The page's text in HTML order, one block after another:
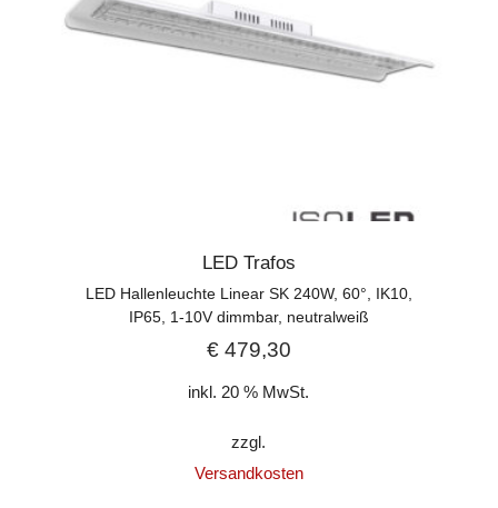
LED Trafos
LED Hallenleuchte Linear SK 240W, 60°, IK10,
IP65, 1-10V dimmbar, neutralweiß
€479,30
inkl. 20 % MwSt.
zzgl.
Versandkosten